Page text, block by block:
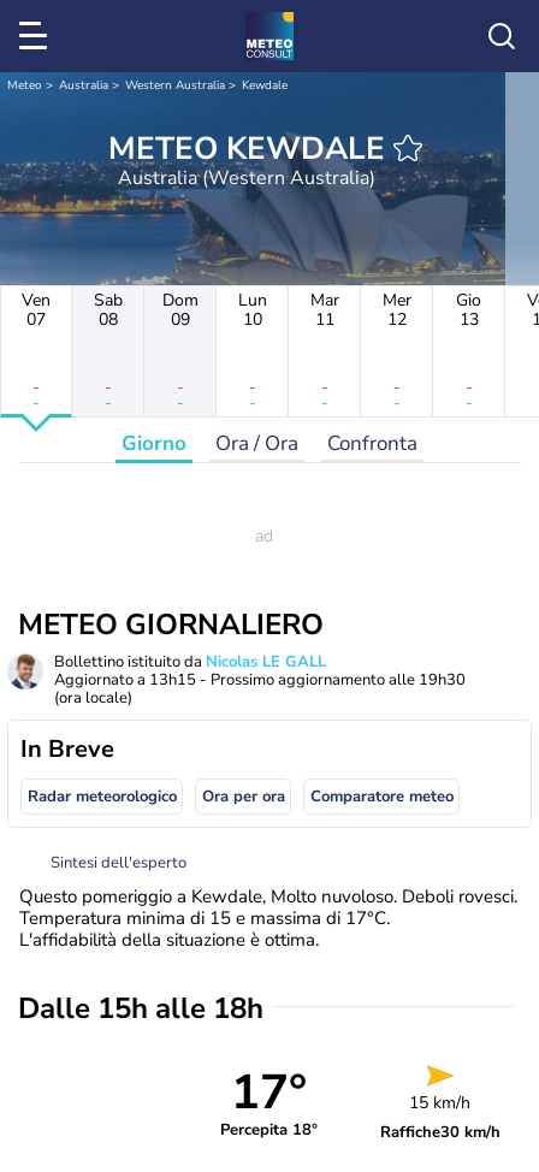
Meteo Australia Western Australia Kewdale
METEO KEWDALE
Australia (Western Australia)
Ven
07
-
-
Sab
08
-
-
Dom
09
-
-
Lun
10
-
-
Mar
11
-
-
Mer
12
-
-
Gio
13
-
-
Giorno Ora / Ora Confronta
METEO GIORNALIERO
Bollettino istituito da Nicolas LE GALL
Aggiornato a 13h15 - Prossimo aggiornamento alle 19h30
(ora locale)
In Breve
Radar meteorologico Ora per ora Comparatore meteo
Sintesi dell'esperto
Questo pomeriggio a Kewdale, Molto nuvoloso. Deboli rovesci.
Temperatura minima di 15 e massima di 17°C.
L'affidabilità della situazione è ottima.
Dalle 15h alle 18h
17°
Percepita 18°
15 km/h
Raffiche30 km/h